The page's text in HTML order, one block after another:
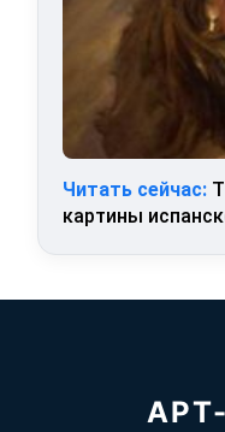
Читать сейчас:
картины